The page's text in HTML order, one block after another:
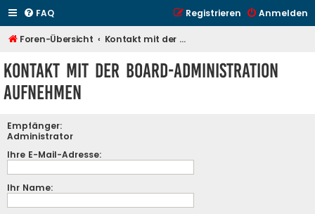
FAQ Anmelden
Registrieren
Foren-Übersicht Kontakt mit der Board-Administration aufnehmen
Kontakt mit der Board-Administration
aufnehmen
Empfänger:
Administrator
Ihre E-Mail-Adresse:
Ihr Name: